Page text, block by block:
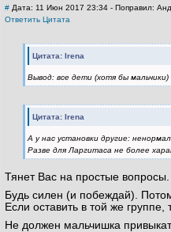
# Дата: 11 Июн 2017 23:34 - Поправил:
Ответить Цитата
Цитата: Irena
Вывод: все дети (хотя бы
Цитата: Irena
А у нас установки другие:
Разве для Ларгитаса не более
Тянет Вас на простые вопросы.
Будь силен (и побеждай). Потом
Если оставить в той же группе,
Не должен мальчишка